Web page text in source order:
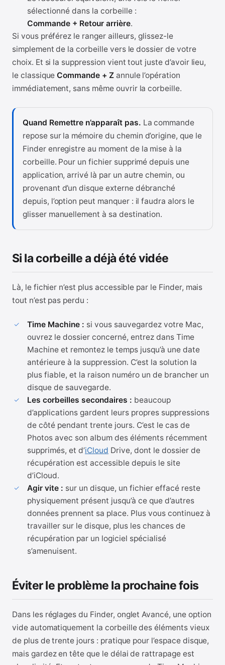
sélectionné dans la corbeille :
Commande + Retour arrière.
Si vous préférez le ranger ailleurs, glissez-le
simplement de la corbeille vers le dossier de votre
choix. Et si la suppression vient tout juste d’avoir lieu,
le classiqueCommande + Zannule l’opération
immédiatement, sans même ouvrir la corbeille.
Quand Remettre n’apparaît pas. La commande
repose sur la mémoire du chemin d’origine, que le
Finder enregistre au moment de la mise à la
corbeille. Pour un fichier supprimé depuis une
application, arrivé là par un autre chemin, ou
provenant d’un disque externe débranché
depuis, l’option peut manquer : il faudra alors le
glisser manuellement à sa destination.
Si la corbeille a déjà été vidée
Là, le fichier n’est plus accessible par le Finder, mais
tout n’est pas perdu :
Time Machine : si vous sauvegardez votre Mac,
ouvrez le dossier concerné, entrez dans Time
Machine et remontez le temps jusqu’à une date
antérieure à la suppression. C’est la solution la
plus fiable, et la raison numéro un de brancher un
disque de sauvegarde.
Les corbeilles secondaires : beaucoup
d’applications gardent leurs propres suppressions
de côté pendant trente jours. C’est le cas de
Photos avec son album des éléments récemment
supprimés, et d’iCloud Drive, dont le dossier de
récupération est accessible depuis le site
d’iCloud.
Agir vite : sur un disque, un fichier effacé reste
physiquement présent jusqu’à ce que d’autres
données prennent sa place. Plus vous continuez à
travailler sur le disque, plus les chances de
récupération par un logiciel spécialisé
s’amenuisent.
Éviter le problème la prochaine fois
Dans les réglages du Finder, onglet Avancé, une option
vide automatiquement la corbeille des éléments vieux
de plus de trente jours : pratique pour l’espace disque,
mais gardez en tête que le délai de rattrapage est